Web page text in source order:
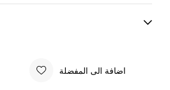
اضافة الى المفضلة